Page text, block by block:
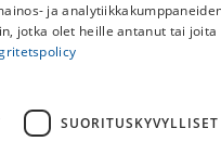
FI
ja
jotka olet heille antanut tai joita
SUORITUSKYVYLLISET